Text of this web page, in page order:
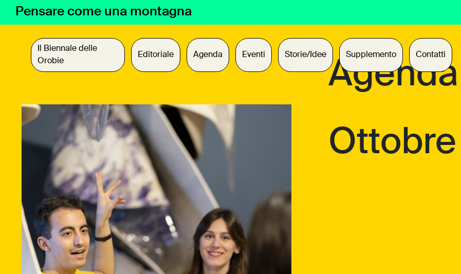
Pensare come una montagna
Il Biennale delle
Orobie
Editoriale Agenda Eventi Storie/Idee Supplemento Contatti
Agenda
Ottobre